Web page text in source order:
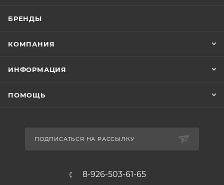
БРЕНДЫ
КОМПАНИЯ
ИНФОРМАЦИЯ
ПОМОЩЬ
ПОДПИСАТЬСЯ НА РАССЫЛКУ
8-926-503-61-65